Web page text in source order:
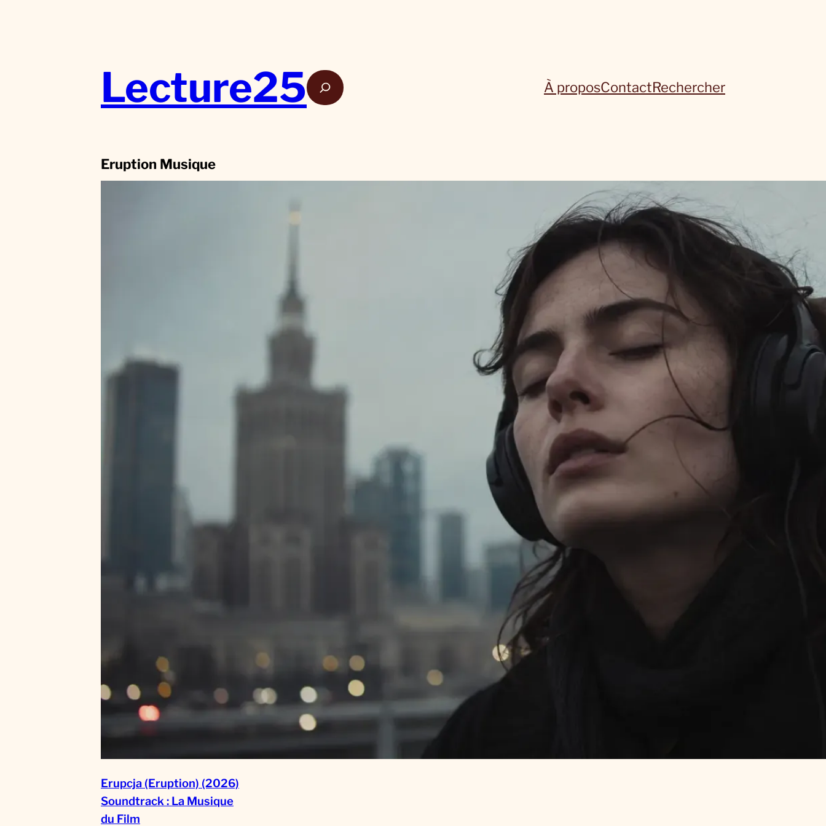
Lecture25Rech
À proposContactRechercher
Eruption Musique
Erupcja (Eruption) (2026)
Soundtrack : La Musique
du Film